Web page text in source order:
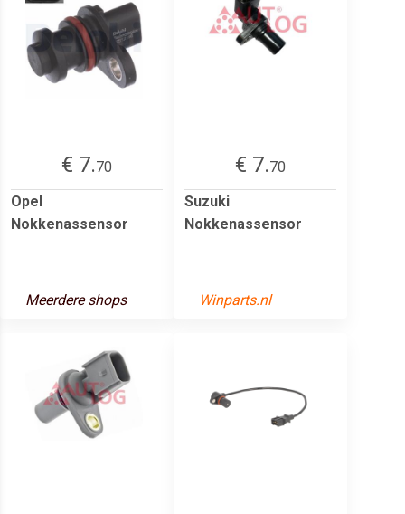
€ 7.70
Opel
Nokkenassensor
Meerdere shops
€ 7.70
Suzuki
Nokkenassensor
Winparts.nl